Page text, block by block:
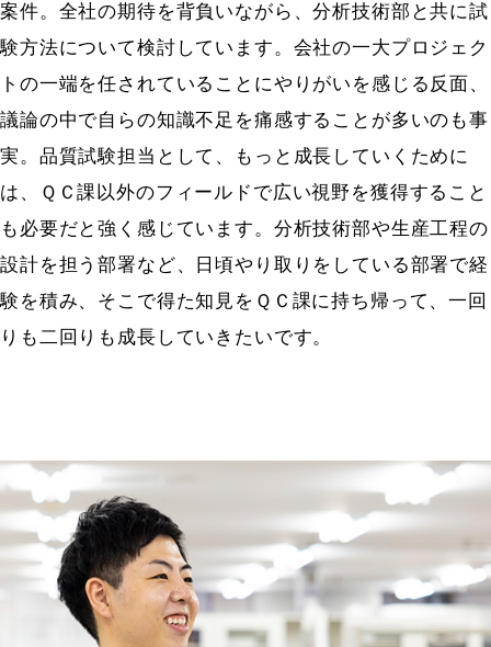
案件。全社の期待を背負いながら、分析技術部と共に試
験方法について検討しています。会社の一大プロジェク
トの一端を任されていることにやりがいを感じる反面、
議論の中で自らの知識不足を痛感することが多いのも事
実。品質試験担当として、もっと成長していくために
は、ＱＣ課以外のフィールドで広い視野を獲得すること
も必要だと強く感じています。分析技術部や生産工程の
設計を担う部署など、日頃やり取りをしている部署で経
験を積み、そこで得た知見をＱＣ課に持ち帰って、一回
りも二回りも成長していきたいです。